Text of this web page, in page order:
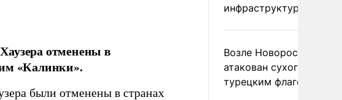
отменены в
«Калинки».
были отменены в странах
инфраструктуры
Возле Новороссийска
атакован сухогруз под
турецким флагом